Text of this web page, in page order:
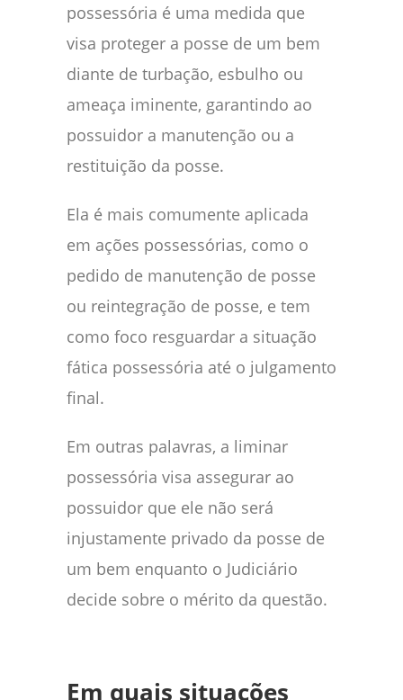
possessória é uma medida que
visa proteger a posse de um bem
diante de turbação, esbulho ou
ameaça iminente, garantindo ao
possuidor a manutenção ou a
restituição da posse.
Ela é mais comumente aplicada
em ações possessórias, como o
pedido de manutenção de posse
ou reintegração de posse, e tem
como foco resguardar a situação
fática possessória até o julgamento
final.
Em outras palavras, a liminar
possessória visa assegurar ao
possuidor que ele não será
injustamente privado da posse de
um bem enquanto o Judiciário
decide sobre o mérito da questão.
Em quais situações